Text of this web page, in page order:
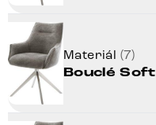
Materiál (7)
Bouclé Soft